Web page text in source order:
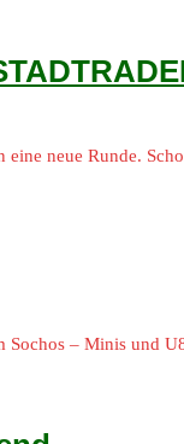
neue Runde.
– Minis und